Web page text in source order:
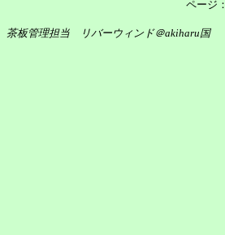
ページ：
茶板管理担当 リバーウィンド＠akiharu国